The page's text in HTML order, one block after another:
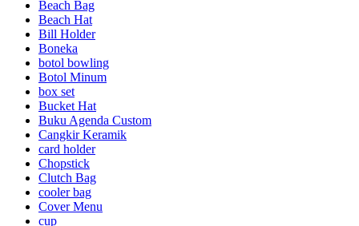
Beach Bag
Beach Hat
Bill Holder
Boneka
botol bowling
Botol Minum
box set
Bucket Hat
Buku Agenda Custom
Cangkir Keramik
card holder
Chopstick
Clutch Bag
cooler bag
Cover Menu
cup